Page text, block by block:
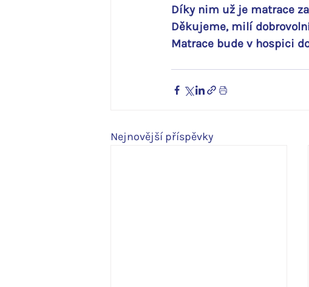
Díky nim už je matrace
Děkujeme, milí
Matrace bude v hospici
Nejnovější příspěvky